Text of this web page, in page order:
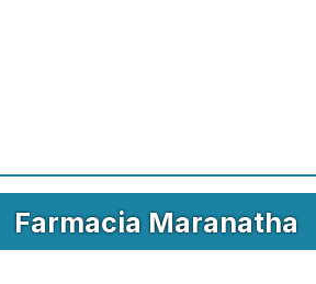
Farmacia Maranatha